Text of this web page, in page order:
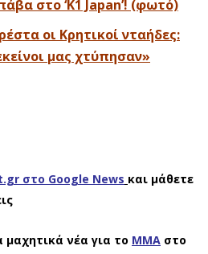
στο ‘Κ1 Japan’! (φωτό)
οι Κρητικοί νταήδες:
μας χτύπησαν»
στο Google News και μάθετε
μαχητικά νέα για το ΜΜΑ στο